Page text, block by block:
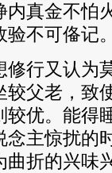
真金不怕
验不可俻记
修行又认为
父老，致
优。能得
主惊扰的
折的兴味